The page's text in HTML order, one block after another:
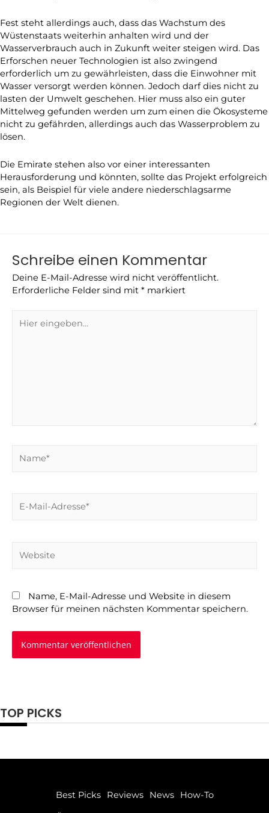
Fest steht allerdings auch, dass das Wachstum des
Wüstenstaats weiterhin anhalten wird und der
Wasserverbrauch auch in Zukunft weiter steigen wird. Das
Erforschen neuer Technologien ist also zwingend
erforderlich um zu gewährleisten, dass die Einwohner mit
Wasser versorgt werden können. Jedoch darf dies nicht zu
lasten der Umwelt geschehen. Hier muss also ein guter
Mittelweg gefunden werden um zum einen die Ökosysteme
nicht zu gefährden, allerdings auch das Wasserproblem zu
lösen.
Die Emirate stehen also vor einer interessanten
Herausforderung und könnten, sollte das Projekt erfolgreich
sein, als Beispiel für viele andere niederschlagsarme
Regionen der Welt dienen.
Schreibe einen Kommentar
Deine E-Mail-Adresse wird nicht veröffentlicht.
Erforderliche Felder sind mit * markiert
Name, E-Mail-Adresse und Website in diesem
Browser für meinen nächsten Kommentar speichern.
TOP PICKS
Best Picks Reviews News
How-To